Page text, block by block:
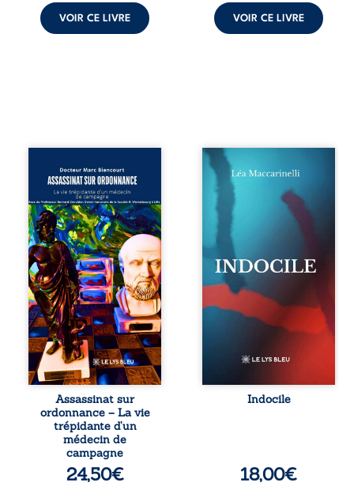
VOIR CE LIVRE VOIR CE LIVRE
Assassinat sur
ordonnance – La
vie trépidante
d’un médecin de
campagne est la
réédition enrichie
et actualisée du
témoignage du
Docteur Marc
Biencourt, ancien
médecin de
famille, qui revient
sur son parcours
médical, syndical
et ordinal. Depuis
septembre 2013, il
raconte le long
combat qui l’a
conduit à être
écarté du corps
médical, malgré
une décision de
première instance
Assassinat sur
ordonnance – La vie
trépidante d’un
médecin de
campagne
24,50€
Quatre parties.
Quatre refus.
Quatre visages
d’une existence en
friction. Entre les
silences qu’on ne
déchiffre pas, les
amours qu’on
dérange, les corps
qu’on administre
et les liens qu’on
sabote, cet
ouvrage parle à
vivent trop fort,
trop vrai, trop tôt.
traversée. Une
langue nue. Une
Indocile
18,00€